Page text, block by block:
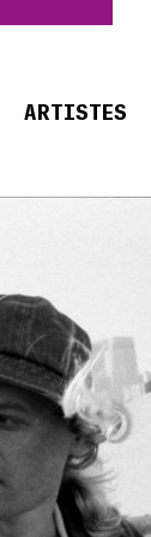
ARTISTES